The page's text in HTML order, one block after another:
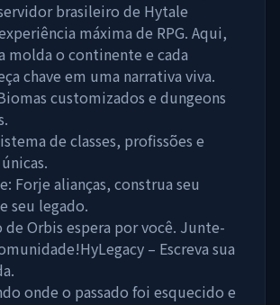
brasileiro de Hytale
máxima de RPG. Aqui,
molda o continente e cada
chave em uma narrativa viva.
customizados e dungeons
de classes, profissões e
Forje alianças, construa seu
seu legado.
Orbis espera por você. Junte-
– Escreva sua
onde o passado foi esquecido e